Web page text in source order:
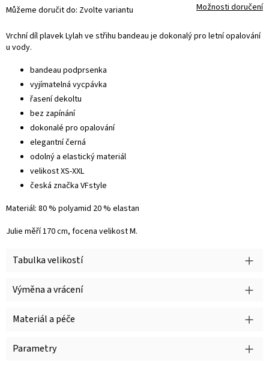
Můžeme doručit do: Zvolte variantu Možnosti doručení
Tabulka velikostí
Výměna a vrácení
Materiál a péče
Parametry
Vrchní díl plavek Lylah ve střihu bandeau je dokonalý pro letní opalování
u vody.
bandeau podprsenka
vyjímatelná vycpávka
řasení dekoltu
bez zapínání
dokonalé pro opalování
elegantní černá
odolný a elastický materiál
velikost XS-XXL
česká značka VFstyle
Materiál: 80 % polyamid 20 % elastan
Julie měří 170 cm, focena velikost M.